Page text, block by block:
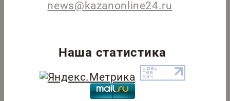
news@kazanonline24.ru
Наша статистика